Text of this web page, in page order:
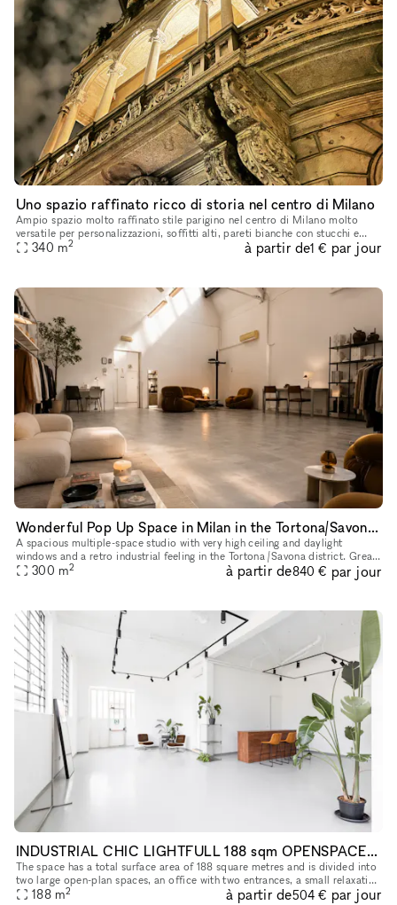
Uno spazio raffinato ricco di storia nel centro di Milano
Ampio spazio molto raffinato stile parigino nel centro di Milano molto
versatile per personalizzazioni, soffitti alti, pareti bianche con stucchi e
boiserie bianche, parquet in rovere d’epoca. Ricco
340 m2 à partir de1 € par jour
Wonderful Pop Up Space in Milan in the Tortona/Savona district
A spacious multiple-space studio with very high ceiling and daylight
windows and a retro industrial feeling in the Tortona /Savona district. Great
for events, pop up showrooms, photo/video shootings,
300 m2 à partir de840 € par jour
INDUSTRIAL CHIC LIGHTFULL 188 sqm OPENSPACE IN MILAN
The space has a total surface area of 188 square metres and is divided into
two large open-plan spaces, an office with two entrances, a small relaxation
area with a kitchen, a toilet with two toilets
188 m2 à partir de504 € par jour